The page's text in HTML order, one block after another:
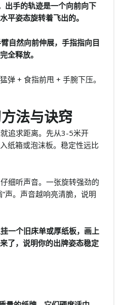
出手的轨迹是一个向前向下
平姿态旋转着飞出的。
自然向前伸展，手指指向目
全释放。
弹 + 食指前甩 + 手腕下压。
法与诀窍
追求距离。先从3-5米开
纸箱或泡沫板。稳定性远比
细听声音。一张旋转强劲的
声。声音越响亮清脆，说明
一个旧床单或厚纸板，画上
了，说明你的出牌姿态稳定